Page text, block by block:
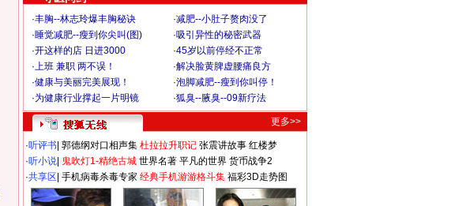
·丰胸--林志玲爆丰胸秘诀 ·减肥--小肚子赘肉没了
·睡觉减肥--瘦到你尖叫(图) ·吸引异性的秘密武器
·开这样的店 日进3000 ·45岁以前停经不正常
·上班 兼职 两不误！ ·解决脸黄脾虚腰痛良方
·健康与美丽完美展现！ ·泡脚减肥--瘦到你叫停！
·为健康行业撑起一片明镜 ·狐臭--腋臭--09新疗法
更多>>
·听评书 郭德纲对口相声集 杜拉拉升职记 张震讲故事 红楼梦
·听小说 鬼吹灯1-精绝古城 世界名著 平凡的世界 货币战争2
·共享区 手机病毒杀毒专家 经典手机游游格斗集 福彩3D走势图